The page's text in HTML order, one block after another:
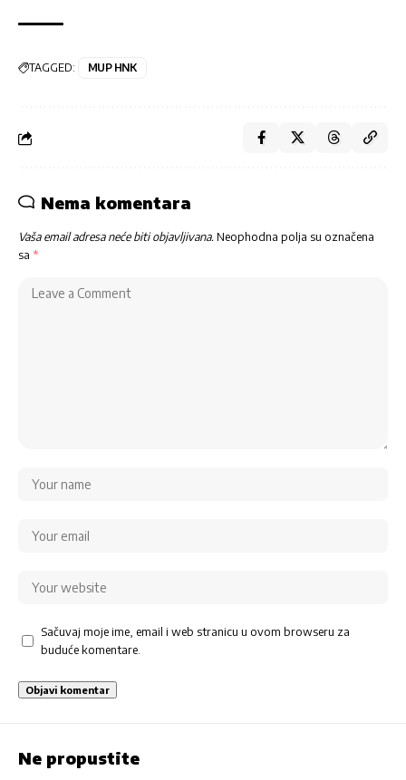
TAGGED: MUP HNK
Nema komentara
Vaša email adresa neće biti objavljivana.Neophodna polja su označena
sa *
Sačuvaj moje ime, email i web stranicu u ovom browseru za
buduće komentare.
Ne propustite